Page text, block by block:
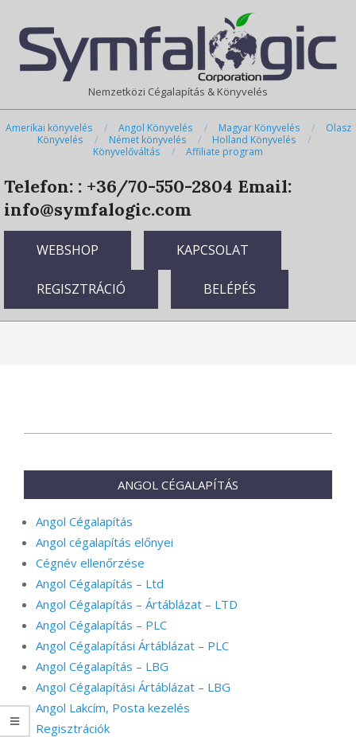
content
Navigation
Menu
Nemzetközi Cégalapítás & Könyvelés
Amerikai könyvelés Angol Könyvelés Magyar Könyvelés
Olasz
Könyvelés
Német könyvelés
Holland Könyvelés
Könyvelőváltás
Affiliate program
Telefon: : +36/70-550-2804 Email:
info@symfalogic.com
WEBSHOP KAPCSOLAT
REGISZTRÁCIÓ BELÉPÉS
ANGOL CÉGALAPÍTÁS
Angol Cégalapítás
Angol cégalapítás előnyei
Cégnév ellenőrzése
Angol Cégalapítás – Ltd
Angol Cégalapítás – Ártáblázat – LTD
Angol Cégalapítás – PLC
Angol Cégalapítási Ártáblázat – PLC
Angol Cégalapítás – LBG
Angol Cégalapítási Ártáblázat – LBG
Angol Lakcím, Posta kezelés
Regisztrációk